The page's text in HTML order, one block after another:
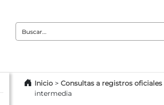
Buscar:
Inicio > Consultas a registros oficiales
intermedia